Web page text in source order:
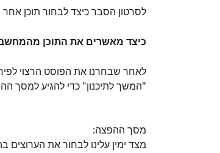
לסרטון הסבר כיצד לבחור תוכן
כיצד מאשרים את התוכן
לאחר שבחרנו את הפוסט הרצוי
"המשך לתיכנון" כדי להגיע למסך
מסך ההפצה:
מצד ימין עלינו לבחור את הערוצים